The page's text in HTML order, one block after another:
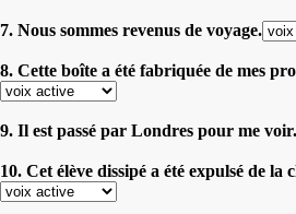
7. Nous sommes revenus de voyage.
8. Cette boîte a été fabriquée de mes
9. Il est passé par Londres pour me voir.
10. Cet élève dissipé a été expulsé de la